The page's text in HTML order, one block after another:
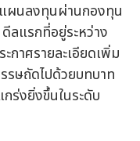
ผนลงทุนผ่านกองทุน
ลแรกที่อยู่ระหว่าง
กาศรายละเอียดเพิ่ม
รษถัดไปด้วยบทบาท
งยิ่งขึ้นในระดับ